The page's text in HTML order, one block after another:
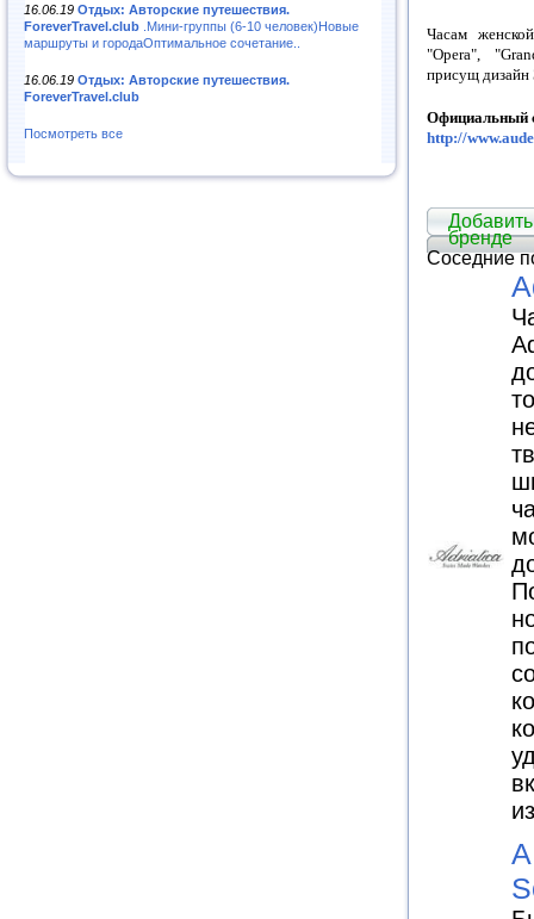
16.06.19 Отдых: Авторские путешествия.
ForeverTravel.club .Мини-группы (6-10 человек)Новые
маршруты и городаОптимальное сочетание..
16.06.19 Отдых: Авторские путешествия.
ForeverTravel.club
Посмотреть все
Часам
"Opera",
присущ
Официальный
http://
бренде
Соседние